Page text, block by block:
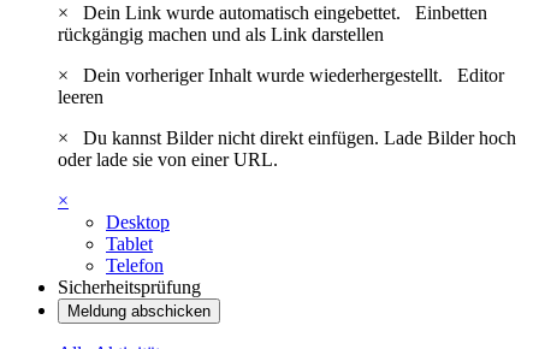
×
Dein Link wurde automatisch eingebettet. Einbetten
rückgängig machen und als Link darstellen
×
Dein vorheriger Inhalt wurde wiederhergestellt. Editor
leeren
×
Du kannst Bilder nicht direkt einfügen. Lade Bilder hoch
oder lade sie von einer URL.
×
Desktop
Tablet
Telefon
Sicherheitsprüfung
Meldung abschicken